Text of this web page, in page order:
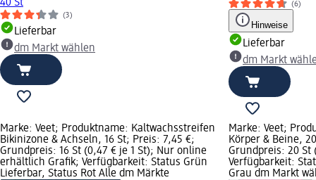
40 St
(3)
Lieferbar
dm Markt wählen
(6)
Hinweise
Lieferbar
dm Markt
Marke: Veet; Produktname: Kaltwachsstreifen
Bikinizone & Achseln, 16 St; Preis: 7,45 €;
Grundpreis: 16 St (0,47 € je 1 St); Nur online
erhältlich Grafik; Verfügbarkeit: Status Grün
Lieferbar, Status Rot Alle dm Märkte
Marke: Veet;
Körper & Beine,
Grundpreis: 20 St
Verfügbarkeit:
Grau dm Markt